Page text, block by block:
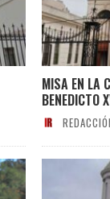
MISA EN LA
BENEDICTO